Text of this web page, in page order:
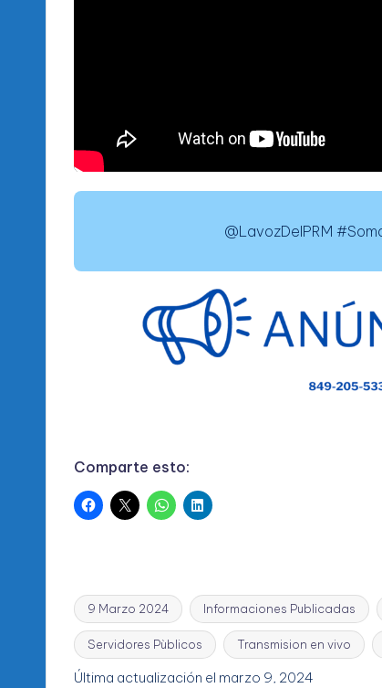
@LavozDelPRM
Comparte esto:
Etiquetas:
9 Marzo 2024 Informaciones Publicadas
Servidores Pùblicos Transmision en vivo
Última actualización el marzo 9, 2024